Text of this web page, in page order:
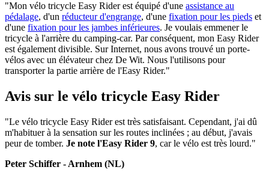
"Mon vélo tricycle Easy Rider est équipé d'une assistance au
pédalage, d'un réducteur d'engrange, d'une fixation pour les pieds et
d'une fixation pour les jambes inférieures. Je voulais emmener le
tricycle à l'arrière du camping-car. Par conséquent, mon Easy Rider
est également divisible. Sur Internet, nous avons trouvé un porte-
vélos avec un élévateur chez De Wit. Nous l'utilisons pour
transporter la partie arrière de l'Easy Rider."
Avis sur le vélo tricycle Easy Rider
"Le vélo tricycle Easy Rider est très satisfaisant. Cependant, j'ai dû
m'habituer à la sensation sur les routes inclinées ; au début, j'avais
peur de tomber. Je note l'Easy Rider 9, car le vélo est très lourd."
Peter Schiffer - Arnhem (NL)